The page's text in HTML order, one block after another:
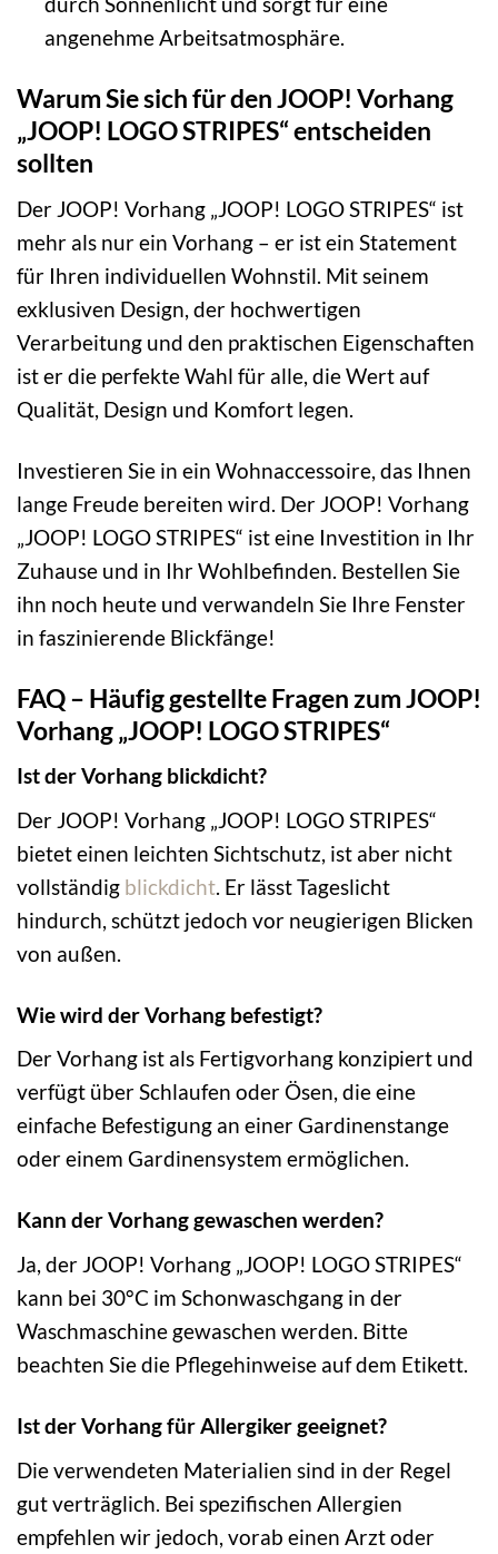
angenehme Arbeitsatmosphäre.
Warum Sie sich für den JOOP! Vorhang
„JOOP! LOGO STRIPES“ entscheiden
sollten
Der JOOP! Vorhang „JOOP! LOGO STRIPES“ ist
mehr als nur ein Vorhang – er ist ein Statement
für Ihren individuellen Wohnstil. Mit seinem
exklusiven Design, der hochwertigen
Verarbeitung und den praktischen Eigenschaften
ist er die perfekte Wahl für alle, die Wert auf
Qualität, Design und Komfort legen.
Investieren Sie in ein Wohnaccessoire, das Ihnen
lange Freude bereiten wird. Der JOOP! Vorhang
„JOOP! LOGO STRIPES“ ist eine Investition in Ihr
Zuhause und in Ihr Wohlbefinden. Bestellen Sie
ihn noch heute und verwandeln Sie Ihre Fenster
in faszinierende Blickfänge!
FAQ – Häufig gestellte Fragen zum JOOP!
Vorhang „JOOP! LOGO STRIPES“
Ist der Vorhang blickdicht?
Der JOOP! Vorhang „JOOP! LOGO STRIPES“
bietet einen leichten Sichtschutz, ist aber nicht
vollständig blickdicht. Er lässt Tageslicht
hindurch, schützt jedoch vor neugierigen Blicken
von außen.
Wie wird der Vorhang befestigt?
Der Vorhang ist als Fertigvorhang konzipiert und
verfügt über Schlaufen oder Ösen, die eine
einfache Befestigung an einer Gardinenstange
oder einem Gardinensystem ermöglichen.
Kann der Vorhang gewaschen werden?
Ja, der JOOP! Vorhang „JOOP! LOGO STRIPES“
kann bei 30°C im Schonwaschgang in der
Waschmaschine gewaschen werden. Bitte
beachten Sie die Pflegehinweise auf dem Etikett.
Ist der Vorhang für Allergiker geeignet?
Die verwendeten Materialien sind in der Regel
gut verträglich. Bei spezifischen Allergien
empfehlen wir jedoch, vorab einen Arzt oder